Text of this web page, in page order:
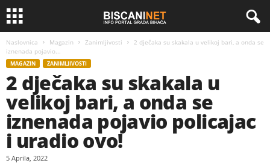
Naslovnica Magazin Zanimljivosti
2 dječaka su skakala u velikoj bari, a onda se
iznenada pojavio...
MAGAZIN ZANIMLJIVOSTI
2 dječaka su skakala u
velikoj bari, a onda se
iznenada pojavio policajac
i uradio ovo!
5 Aprila, 2022